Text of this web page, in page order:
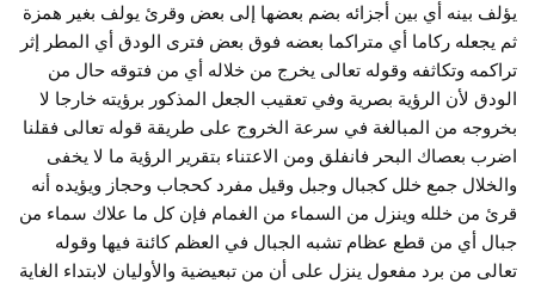
يؤلف بينه أي بين أجزائه بضم بعضها إلى بعض وقرئ يولف بغير همزة
ثم يجعله ركاما أي متراكما بعضه فوق بعض فترى الودق أي المطر إثر
تراكمه وتكاثفه وقوله تعالى يخرج من خلاله أي من فتوقه حال من
الودق لأن الرؤية بصرية وفي تعقيب الجعل المذكور برؤيته خارجا لا
بخروجه من المبالغة في سرعة الخروج على طريقة قوله تعالى فقلنا
اضرب بعصاك البحر فانفلق ومن الاعتناء بتقرير الرؤية ما لا يخفى
والخلال جمع خلل كجبال وجبل وقيل مفرد كحجاب وحجاز ويؤيده أنه
قرئ من خلله وينزل من السماء من الغمام فإن كل ما علاك سماء من
جبال أي من قطع عظام تشبه الجبال في العظم كائنة فيها وقوله
تعالى من برد مفعول ينزل على أن من تبعيضية والأوليان لابتداء الغاية